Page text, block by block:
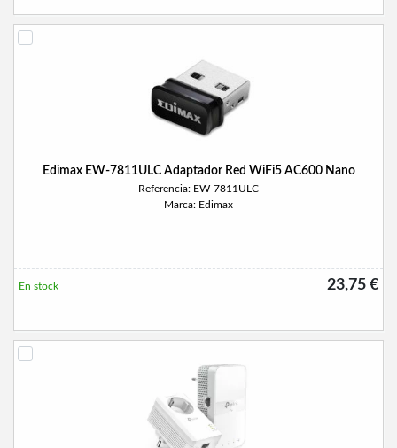
Edimax EW-7811ULC Adaptador Red WiFi5 AC600 Nano
Referencia: EW-7811ULC
Marca: Edimax
23,75 €
En stock